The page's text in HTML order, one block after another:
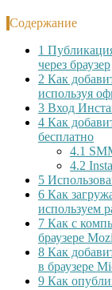
Содержание
1
через браузер
2 Как
используя
3 Вход
4 Как
бесплатно
4.1
4.2
5
6 Как
используем
7 Как с
браузере
8 Как
в браузере
9 Как